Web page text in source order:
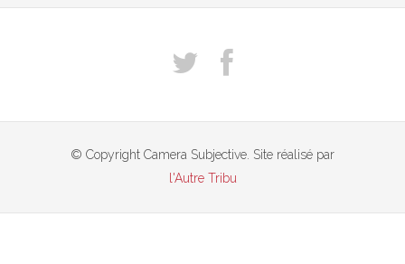
© Copyright Camera Subjective. Site réalisé par
l'Autre Tribu